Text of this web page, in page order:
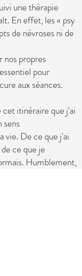
une thérapie
En effet, les « psy
de névroses ni de
propres
pour
aux séances.
itinéraire que j'ai
sens
vie. De ce que j'ai
ce que je
Humblement,